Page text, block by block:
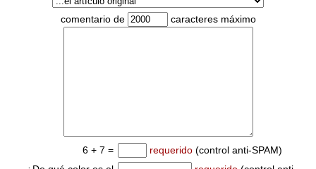
comentario de caracteres máximo
6 + 7 = requerido (control anti-SPAM)